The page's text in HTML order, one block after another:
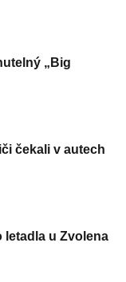
„Big
čekali v autech
letadla u Zvolena